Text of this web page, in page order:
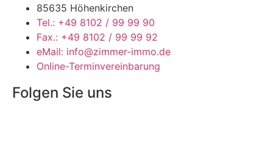
85635 Höhenkirchen
Tel.: +49 8102 / 99 99 90
Fax.: +49 8102 / 99 99 92
eMail: info@zimmer-immo.de
Online-Terminvereinbarung
Folgen Sie uns